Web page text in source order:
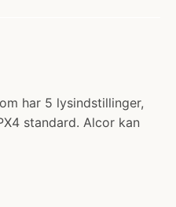
har 5 lysindstillinger,
standard. Alcor kan